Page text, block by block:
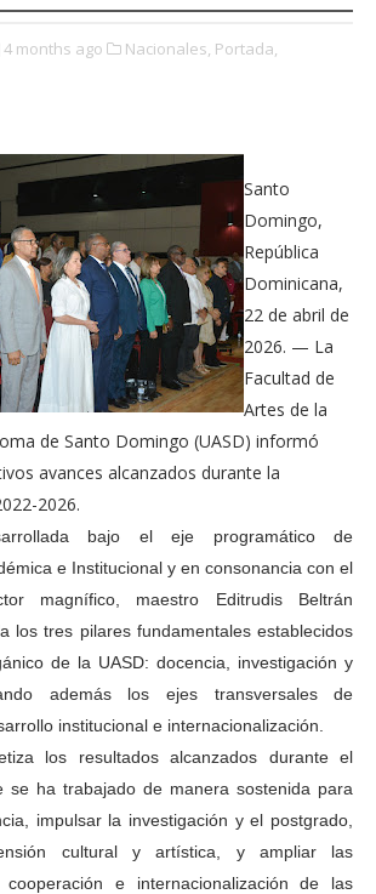
4 months ago Nacionales, Portada,
Santo
Domingo,
República
Dominicana,
22 de abril de
2026. — La
Facultad de
Artes de la
de Santo Domingo (UASD) informó
avances alcanzados durante la
2026.
bajo el eje programático de
e Institucional y en consonancia con el
magnífico, maestro Editrudis Beltrán
los tres pilares fundamentales establecidos
de la UASD: docencia, investigación y
además los ejes transversales de
institucional e internacionalización.
los resultados alcanzados durante el
se ha trabajado de manera sostenida para
impulsar la investigación y el postgrado,
cultural y artística, y ampliar las
cooperación e internacionalización de las